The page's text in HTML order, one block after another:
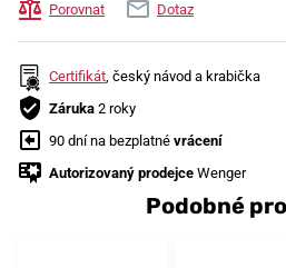
Porovnat Dotaz
Certifikát, český návod a krabička
Záruka 2 roky
90 dní na bezplatné vrácení
Autorizovaný prodejce Wenger
Podobné